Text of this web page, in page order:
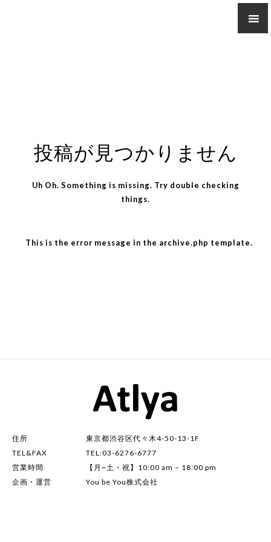
投稿が見つかりません
Uh Oh. Something is missing. Try double checking
things.
This is the error message in the archive.php template.
住所
東京都渋谷区代々木4-50-13-1F
TEL&FAX
TEL:03-6276-6777
営業時間
【月~土・祝】10:00 am – 18:00 pm
企画・運営
You be You株式会社